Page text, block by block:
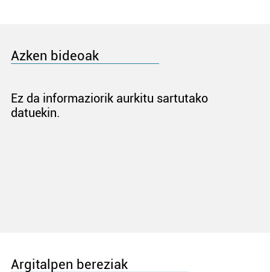
Azken bideoak
Ez da informaziorik aurkitu sartutako
datuekin.
Argitalpen bereziak